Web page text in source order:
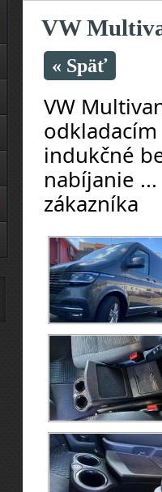
VW
« Späť
VW
indukčné
nabíjanie
zákazníka